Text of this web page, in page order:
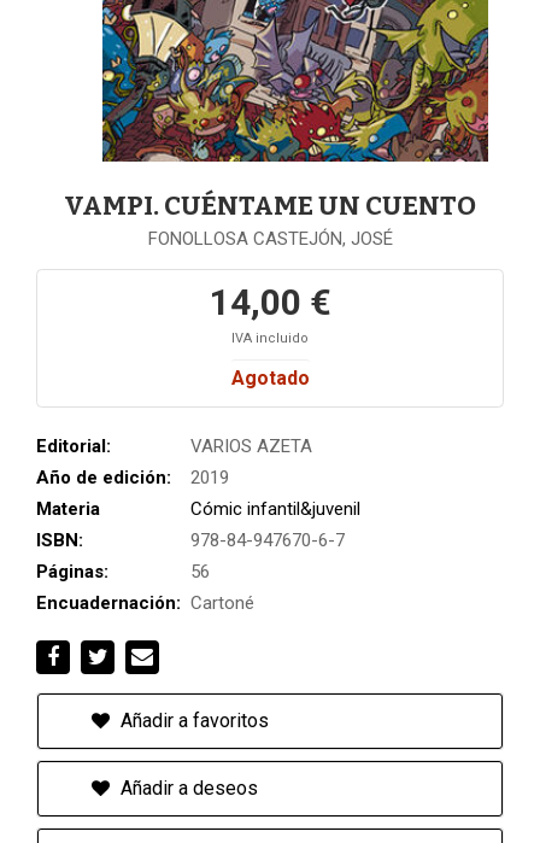
VAMPI. CUÉNTAME UN CUENTO
FONOLLOSA CASTEJÓN, JOSÉ
14,00 €
IVA incluido
Agotado
Editorial:
VARIOS AZETA
Año de edición:
2019
Materia
Cómic infantil&juvenil
ISBN:
978-84-947670-6-7
Páginas:
56
Encuadernación: Cartoné
Añadir a favoritos
Añadir a deseos